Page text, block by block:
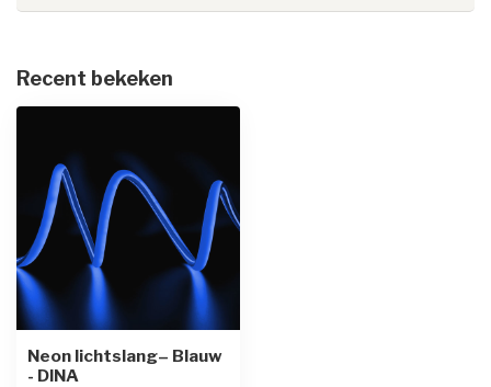
Recent bekeken
Neon lichtslang– Blauw
- DINA